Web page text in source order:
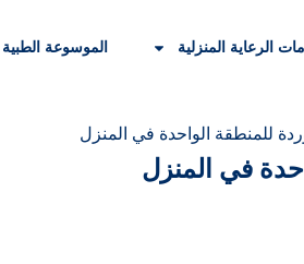
الرعاية المنزلية الموسوعة الطبية
للمنطقة الواحدة في المنزل
في المنزل